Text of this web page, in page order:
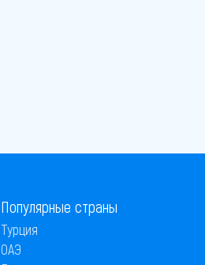
Популярные страны
Турция
ОАЭ